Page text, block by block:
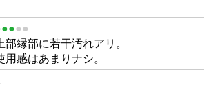
●●
上部縁部に若干汚れアリ。
用感はあまりナシ。